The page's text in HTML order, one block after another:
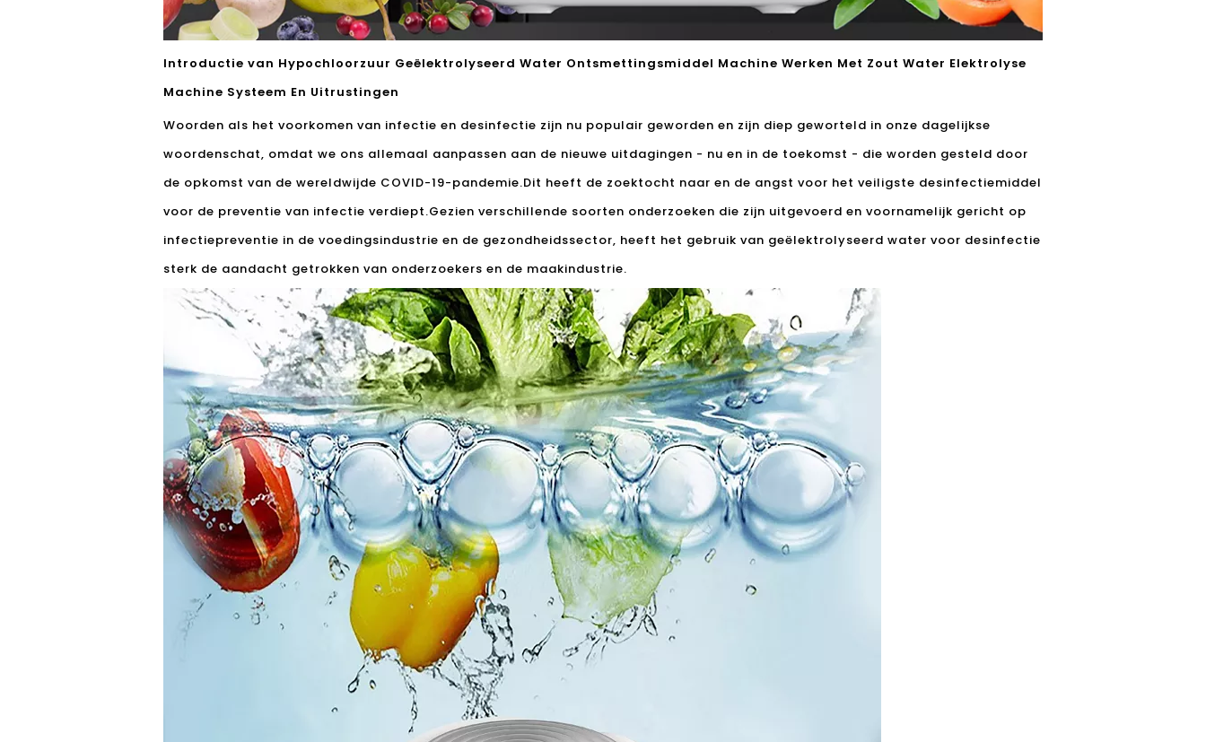
Introductie van Hypochloorzuur Geëlektrolyseerd Water Ontsmettingsmiddel Machine Werken Met Zout Water Elektrolyse
Machine Systeem En Uitrustingen
Woorden als het voorkomen van infectie en desinfectie zijn nu populair geworden en zijn diep geworteld in onze dagelijkse
woordenschat, omdat we ons allemaal aanpassen aan de nieuwe uitdagingen - nu en in de toekomst - die worden gesteld door
de opkomst van de wereldwijde COVID-19-pandemie.Dit heeft de zoektocht naar en de angst voor het veiligste desinfectiemiddel
voor de preventie van infectie verdiept.Gezien verschillende soorten onderzoeken die zijn uitgevoerd en voornamelijk gericht op
infectiepreventie in de voedingsindustrie en de gezondheidssector, heeft het gebruik van geëlektrolyseerd water voor desinfectie
sterk de aandacht getrokken van onderzoekers en de maakindustrie.